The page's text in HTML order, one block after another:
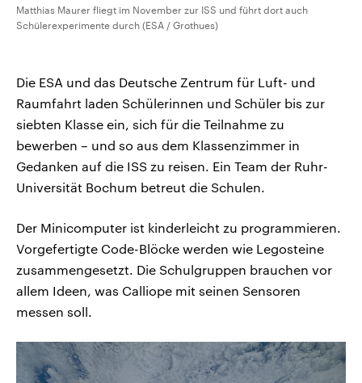
Matthias Maurer fliegt im November zur ISS und führt dort auch
Schülerexperimente durch (ESA / Grothues)
Die ESA und das Deutsche Zentrum für Luft- und
Raumfahrt laden Schülerinnen und Schüler bis zur
siebten Klasse ein, sich für die Teilnahme zu
bewerben – und so aus dem Klassenzimmer in
Gedanken auf die ISS zu reisen. Ein Team der Ruhr-
Universität Bochum betreut die Schulen.
Der Minicomputer ist kinderleicht zu programmieren.
Vorgefertigte Code-Blöcke werden wie Legosteine
zusammengesetzt. Die Schulgruppen brauchen vor
allem Ideen, was Calliope mit seinen Sensoren
messen soll.